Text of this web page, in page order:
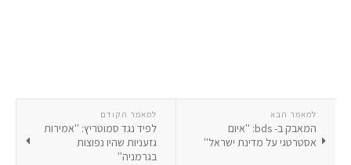
למאמר הקודם
לפיד נגד סמוטריץ: ''אמירות
גזעניות שהיו נפוצות
בגרמניה''
למאמר הבא
המאבק ב- bds: ''איום
אסטרטגי על מדינת ישראל''